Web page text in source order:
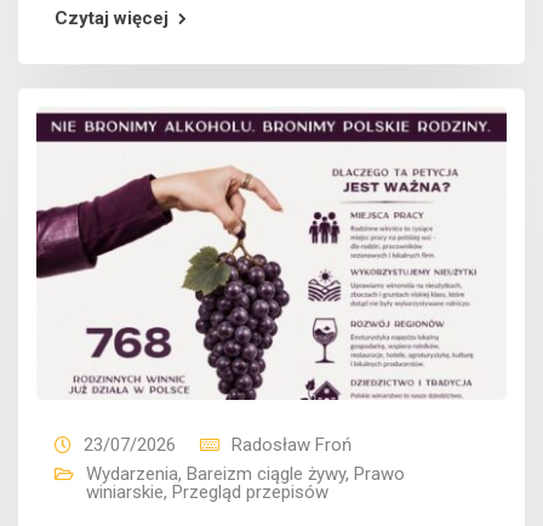
Czytaj więcej
23/07/2026
Radosław Froń
Wydarzenia, Bareizm ciągle żywy, Prawo
winiarskie, Przegląd przepisów